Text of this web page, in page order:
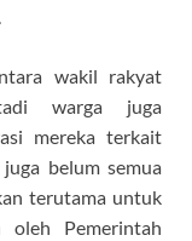
wakil rakyat
warga juga
mereka terkait
belum semua
terutama untuk
oleh Pemerintah